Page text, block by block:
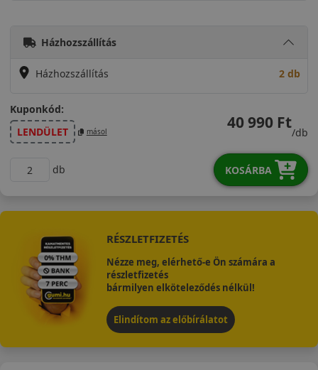
Házhozszállítás
Házhozszállítás 2 db
Kuponkód:
LENDÜLET
másol 40 990 Ft
/db
db KOSÁRBA
RÉSZLETFIZETÉS
Nézze meg, elérhető-e Ön számára a
részletfizetés
bármilyen elköteleződés nélkül!
Elindítom az előbírálatot